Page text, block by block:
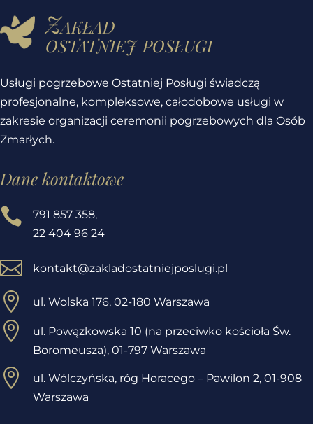
Zakład
ostatniej posługi
Usługi pogrzebowe Ostatniej Posługi świadczą
profesjonalne, kompleksowe, całodobowe usługi w
zakresie organizacji ceremonii pogrzebowych dla Osób
Zmarłych.
Dane kontaktowe

791 857 358,
22 404 96 24
 kontakt@zakladostatniejposlugi.pl
 ul. Wolska 176, 02-180 Warszawa

ul. Powązkowska 10 (na przeciwko kościoła Św.
Boromeusza), 01-797 Warszawa
 ul. Wólczyńska, róg Horacego – Pawilon 2, 01-908
Warszawa